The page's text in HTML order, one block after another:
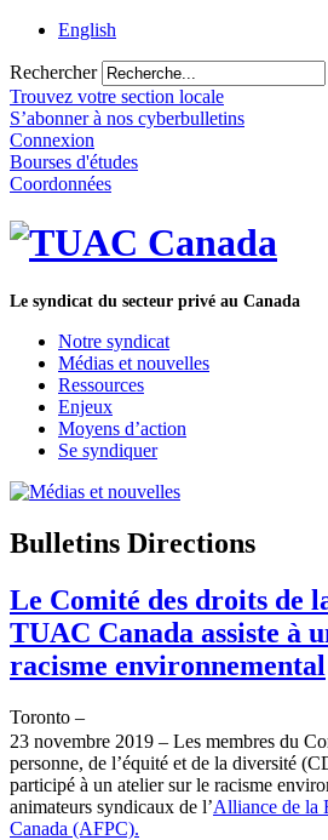
English
Rechercher
Trouvez votre section locale
S’abonner à nos cyberbulletins
Connexion
Bourses d'études
Coordonnées
Le syndicat du secteur privé au Canada
Notre syndicat
Médias et nouvelles
Ressources
Enjeux
Moyens d’action
Se syndiquer
Bulletins Directions
Le Comité des droits de
TUAC Canada assiste à
racisme environnemental
Toronto –
23 novembre 2019 – Les membres du
personne, de l’équité et de la diversité
participé à un atelier sur le racisme
animateurs syndicaux de l’Alliance de la
Canada (AFPC).